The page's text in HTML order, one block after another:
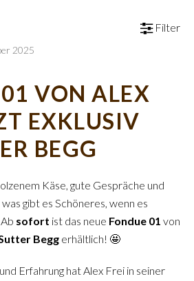
Filter
2025
VON ALEX
EXKLUSIV
BEGG
Käse, gute Gespräche und
gibt es Schöneres, wenn es
sofort ist das neue Fondue 01 von
Begg erhältlich! 🤩
Erfahrung hat Alex Frei in seiner